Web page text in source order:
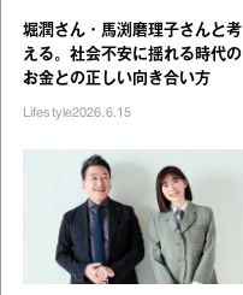
堀潤さん・馬渕磨理子さんと考
える。社会不安に揺れる時代の
お金との正しい向き合い方
Lifestyle2026.6.15